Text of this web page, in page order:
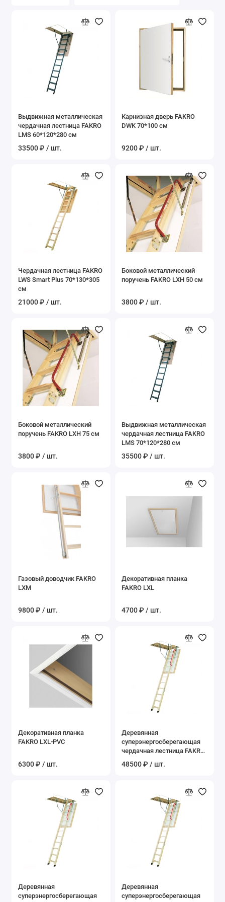
Выдвижная металлическая
чердачная лестница FAKRO
LMS 60*120*280 см
33500 ₽ / шт.
Карнизная дверь FAKRO
DWK 70*100 см
9200 ₽ / шт.
Чердачная лестница FAKRO
LWS Smart Plus 70*130*305
см
21000 ₽ / шт.
Боковой металлический
поручень FAKRO LXH 50 см
3800 ₽ / шт.
Боковой металлический
поручень FAKRO LXH 75 см
3800 ₽ / шт.
Выдвижная металлическая
чердачная лестница FAKRO
LMS 70*120*280 см
35500 ₽ / шт.
Газовый доводчик FAKRO
LXM
9800 ₽ / шт.
Декоративная планка
FAKRO LXL
4700 ₽ / шт.
Декоративная планка
FAKRO LXL-PVC
6300 ₽ / шт.
Деревянная
суперэнергосберегающая
чердачная лестница FAKRO
48500 ₽ / шт.
Деревянная
суперэнергосберегающая
Деревянная
суперэнергосберегающая